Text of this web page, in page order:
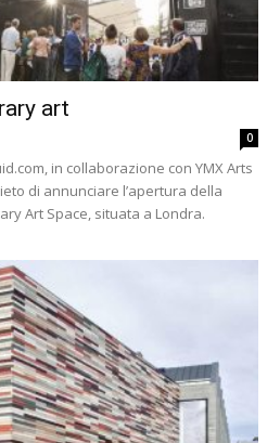
art
0
in collaborazione con YMX Arts
di annunciare l’apertura della
Art Space, situata a Londra.